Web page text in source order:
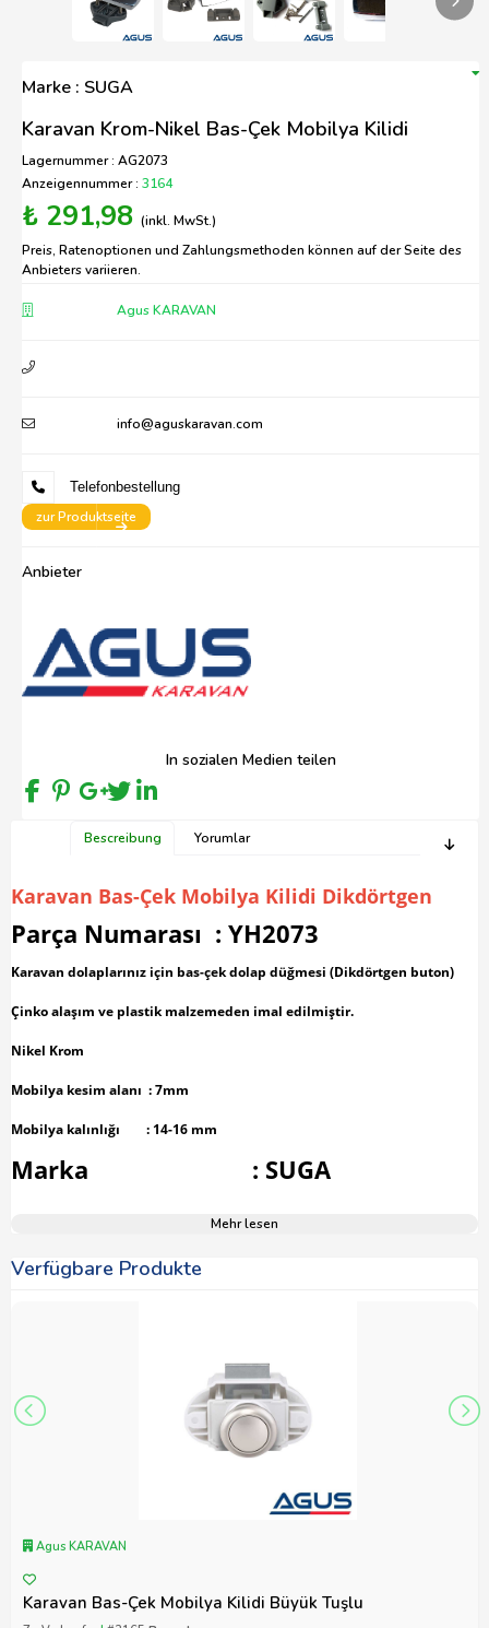
Marke : SUGA
Karavan Krom-Nikel Bas-Çek Mobilya Kilidi
Lagernummer : AG2073
Anzeigennummer : 3164
₺ 291,98 (inkl. MwSt.)
Preis, Ratenoptionen und Zahlungsmethoden können auf der Seite des
Anbieters variieren.
Agus KARAVAN
info@aguskaravan.com
Telefonbestellung
zur Produktseite
Anbieter
In sozialen Medien teilen
Bescreibung Yorumlar
Karavan Bas-Çek Mobilya Kilidi Dikdörtgen
Parça Numarası : YH2073
Karavan dolaplarınız için bas-çek dolap düğmesi (Dikdörtgen buton)
Çinko alaşım ve plastik malzemeden imal edilmiştir.
Nikel Krom
Mobilya kesim alanı : 7mm
Mobilya kalınlığı : 14-16 mm
Marka : SUGA
Mehr lesen
Verfügbare Produkte
Agus KARAVAN
Karavan Bas-Çek Mobilya Kilidi Büyük Tuşlu